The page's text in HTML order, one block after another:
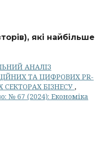
які найбільше
АНАЛІЗ
ТА ЦИФРОВИХ PR-
СЕКТОРАХ БІЗНЕСУ ,
№ 67 (2024): Економіка